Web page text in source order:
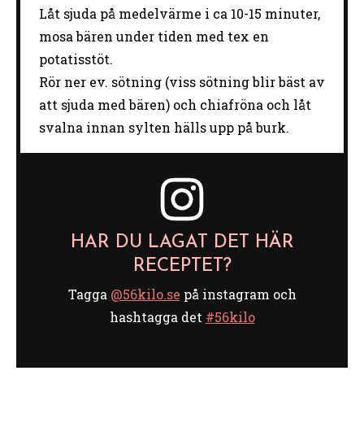
Låt sjuda på medelvärme i ca 10-15 minuter,
mosa bären under tiden med tex en
potatisstöt.
Rör ner ev. sötning (viss sötning blir bäst av
att sjuda med bären) och chiafröna och låt
svalna innan sylten hälls upp på burk.
HAR DU LAGAT DET HÄR
RECEPTET?
Tagga @56kilo.se på instagram och
hashtagga det #56kilo